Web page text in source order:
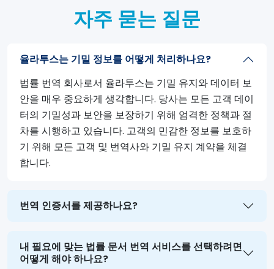
자주 묻는 질문
율라투스는 기밀 정보를 어떻게 처리하나요?
법률 번역 회사로서 율라투스는 기밀 유지와 데이터 보
안을 매우 중요하게 생각합니다. 당사는 모든 고객 데이
터의 기밀성과 보안을 보장하기 위해 엄격한 정책과 절
차를 시행하고 있습니다. 고객의 민감한 정보를 보호하
기 위해 모든 고객 및 번역사와 기밀 유지 계약을 체결
합니다.
번역 인증서를 제공하나요?
내 필요에 맞는 법률 문서 번역 서비스를 선택하려면
어떻게 해야 하나요?